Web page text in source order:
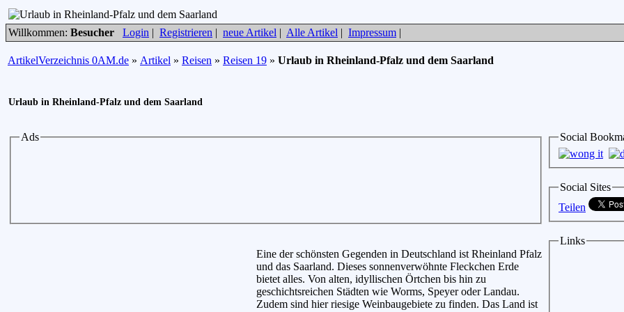
Willkommen: Besucher Login | Registrieren | neue Artikel | Alle Artikel | Impressum |
ArtikelVerzeichnis 0AM.de » Artikel » Reisen » Reisen 19 » Urlaub in Rheinland-Pfalz und dem Saarland
Urlaub in Rheinland-Pfalz und dem Saarland
Ads
Eine der schönsten Gegenden in Deutschland ist Rheinland Pfalz
und das Saarland. Dieses sonnenverwöhnte Fleckchen Erde
bietet alles. Von alten, idyllischen Örtchen bis hin zu
geschichtsreichen Städten wie Worms, Speyer oder Landau.
Zudem sind hier riesige Weinbaugebiete zu finden. Das Land ist
Social
Social Sites
Teilen
Links